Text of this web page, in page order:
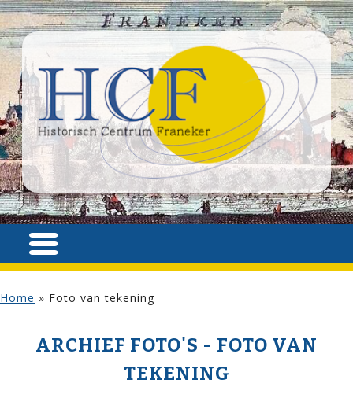
Home » Foto van tekening
ARCHIEF FOTO'S - FOTO VAN
TEKENING